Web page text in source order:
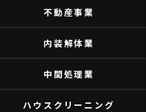
不動産事業
内装解体業
中間処理業
ハウスクリーニング